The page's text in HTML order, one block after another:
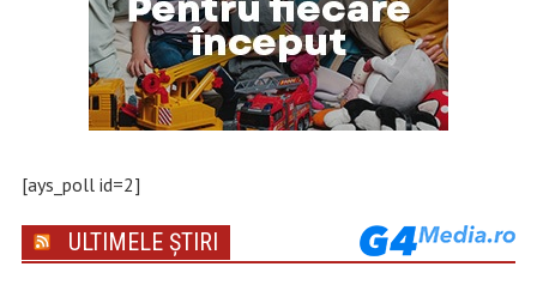
[ays_poll id=2]
ULTIMELE ȘTIRI